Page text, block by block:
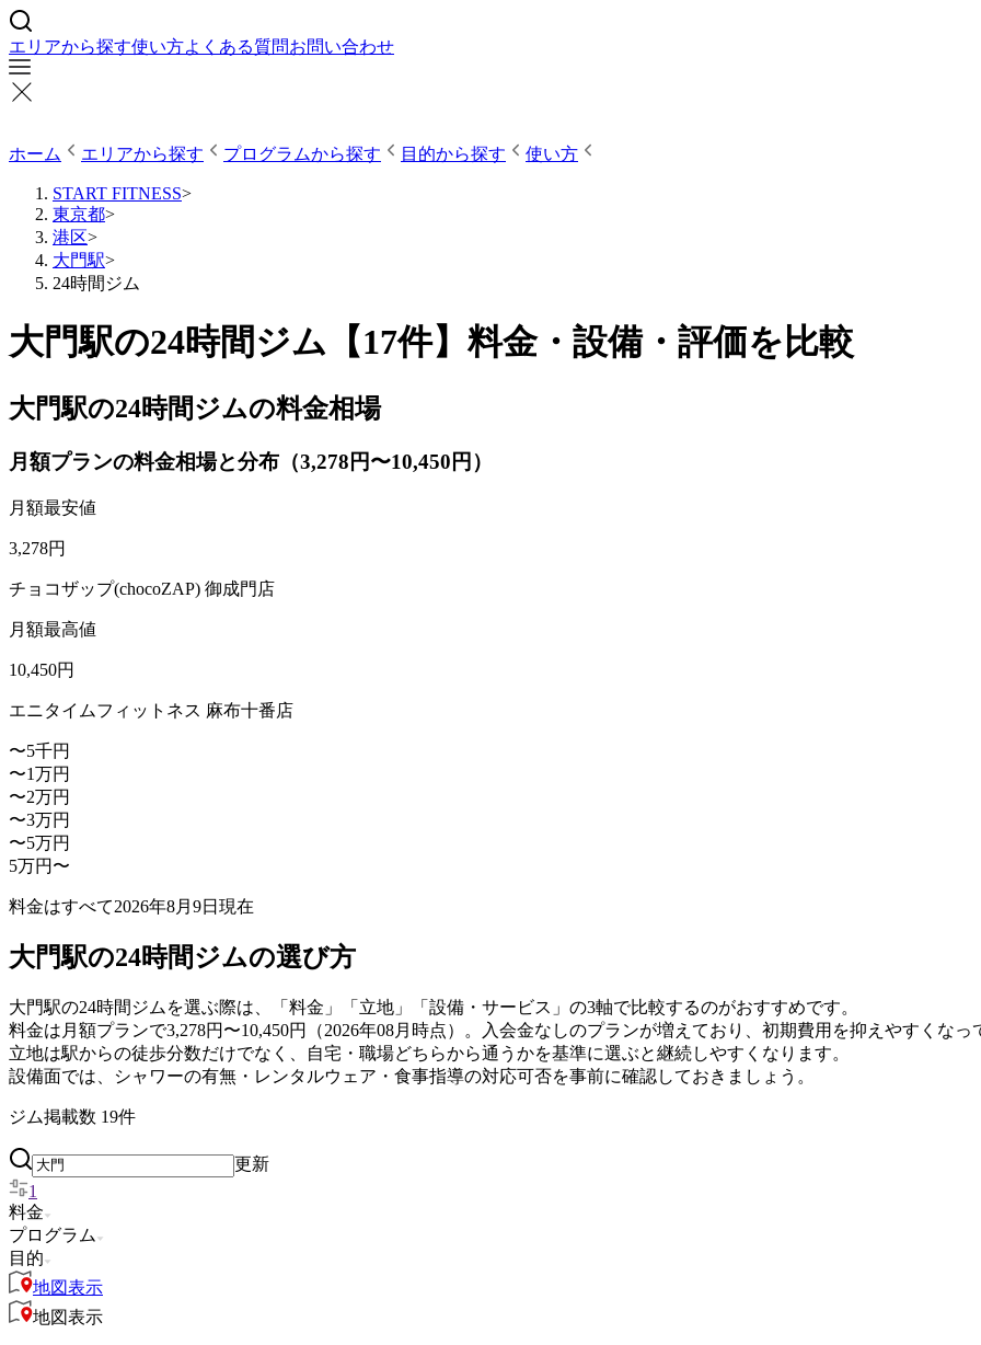
エリアから探す使い方よくある質問お問い合わせ
ホーム エリアから探す プログラムから探す 目的から探す 使い方
START FITNESS>
東京都>
港区>
大門駅>
24時間ジム
大門駅の24時間ジム【17件】料金・設備・評価を比較
大門駅の24時間ジムの料金相場
月額プランの料金相場と分布（3,278円〜10,450円）
月額最安値
3,278円
チョコザップ(chocoZAP) 御成門店
月額最高値
10,450円
エニタイムフィットネス 麻布十番店
〜5千円
〜1万円
〜2万円
〜3万円
〜5万円
5万円〜
料金はすべて2026年8月9日 現在
大門駅の24時間ジムの選び方
大門駅の24時間ジムを選ぶ際は、「料金」「立地」「設備・サービス」の3軸で比較するのがおすすめです。
料金は月額プランで3,278円〜10,450円（2026年08月時点）。入会金なしのプランが増えており、初期費用を抑えやすくなっ
立地は駅からの徒歩分数だけでなく、自宅・職場どちらから通うかを基準に選ぶと継続しやすくなります。
設備面では、シャワーの有無・レンタルウェア・食事指導の対応可否を事前に確認しておきましょう。
ジム掲載数 19件
更新
1
料金
プログラム
目的
地図表示
地図表示